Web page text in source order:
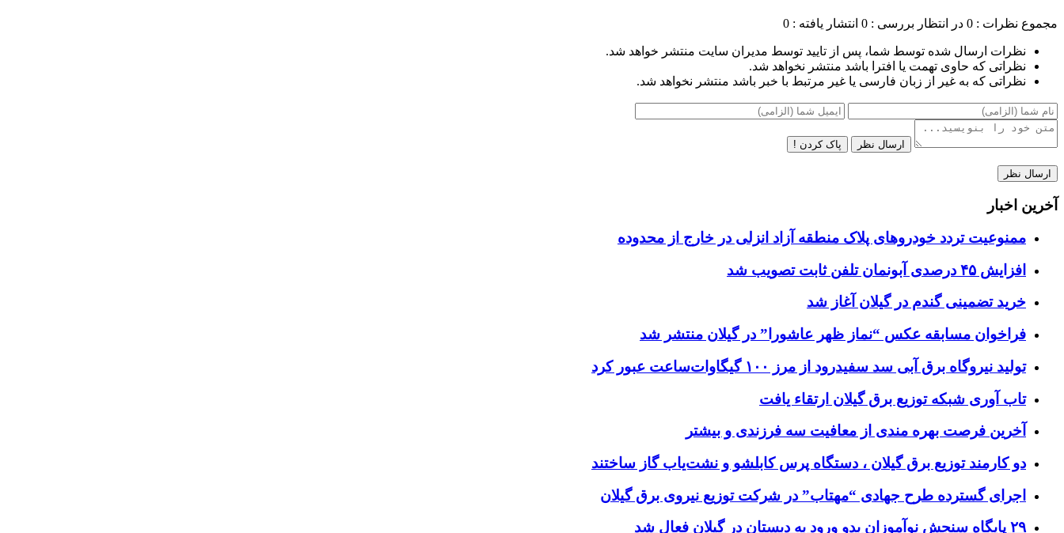
مجموع نظرات : 0 در انتظار بررسی : 0 انتشار یافته : 0
نظرات ارسال شده توسط شما، پس از تایید توسط مدیران سایت منتشر خواهد شد.
نظراتی که حاوی تهمت یا افترا باشد منتشر نخواهد شد.
نظراتی که به غیر از زبان فارسی یا غیر مرتبط با خبر باشد منتشر نخواهد شد.
ارسال نظر پاک کردن !
آخرین اخبار
ممنوعیت تردد خودروهای پلاک منطقه آزاد انزلی در خارج از محدوده
افزایش ۴۵ درصدی آبونمان تلفن ثابت تصویب شد
خرید تضمینی گندم در گیلان آغاز شد
فراخوان مسابقه عکس “نماز ظهر عاشورا” در گیلان منتشر شد
تولید نیروگاه برق‌ آبی سد سفیدرود از مرز ۱۰۰ گیگاوات‌ساعت عبور کرد
تاب آوری شبکه توزیع برق گیلان ارتقاء یافت
آخرین فرصت بهره مندی از معافیت سه فرزندی و بیشتر
دو کارمند توزیع برق گیلان ، دستگاه پرس کابلشو و نشت‌یاب گاز ساختند
اجرای گسترده طرح جهادی “مهتاب” در شرکت توزیع نیروی برق گیلان
۲۹ پایگاه سنجش نوآموزان بدو ورود به دبستان در گیلان فعال شد